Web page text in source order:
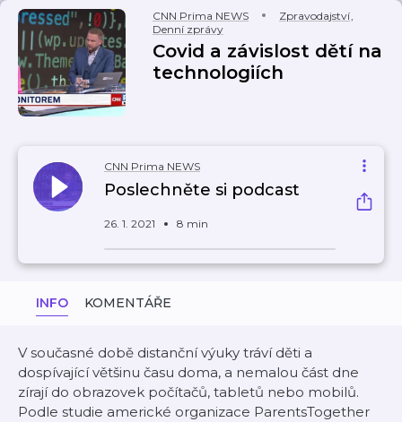
CNN Prima NEWS Zpravodajství,
Denní zprávy
Covid a závislost dětí na
technologiích
CNN Prima NEWS
Poslechněte si podcast
26. 1. 2021 8 min
INFO KOMENTÁŘE
V současné době distanční výuky tráví děti a
dospívající většinu času doma, a nemalou část dne
zírají do obrazovek počítačů, tabletů nebo mobilů.
Podle studie americké organizace ParentsTogether